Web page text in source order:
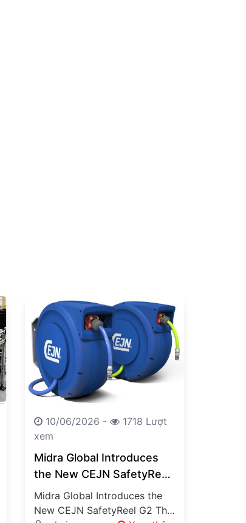
10/06/2026 -
1718 Lượt
xem
Midra Global Introduces
the New CEJN SafetyReel
G2
Midra Global Introduces the
New CEJN SafetyReel G2 The